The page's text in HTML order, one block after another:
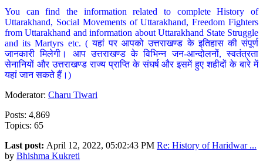
You can find the information related to complete History of
Uttarakhand, Social Movements of Uttarakhand, Freedom Fighters
from Uttarakhand and information about Uttarakhand State Struggle
and its Martyrs etc. ( यहां पर आपको उत्तराखण्ड के इतिहास की संपूर्ण
जानकारी मिलेगी। आप उत्तराखण्ड के विभिन्न जन-आन्दोलनों, स्वतंत्रता
सेनानियों और उत्तराखण्ड राज्य प्राप्ति के संघर्ष और इसमें हुए शहीदों के बारे में
यहां जान सकते हैं।)
Moderator: Charu Tiwari
Posts: 4,869
Topics: 65
Last post: April 12, 2022, 05:02:43 PM Re: History of Haridwar ...
by Bhishma Kukreti